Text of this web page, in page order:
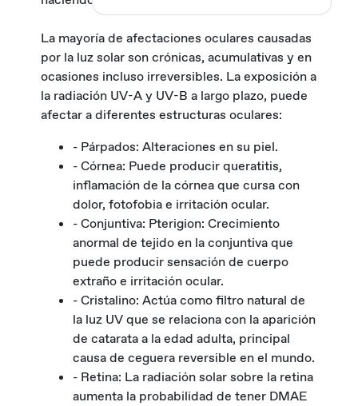
La mayoría de afectaciones oculares causadas
por la luz solar son crónicas, acumulativas y en
ocasiones incluso irreversibles. La exposición a
la radiación UV-A y UV-B a largo plazo, puede
afectar a diferentes estructuras oculares:
- Párpados: Alteraciones en su piel.
- Córnea: Puede producir queratitis,
inflamación de la córnea que cursa con
dolor, fotofobia e irritación ocular.
- Conjuntiva: Pterigion: Crecimiento
anormal de tejido en la conjuntiva que
puede producir sensación de cuerpo
extraño e irritación ocular.
- Cristalino: Actúa como filtro natural de
la luz UV que se relaciona con la aparición
de catarata a la edad adulta, principal
causa de ceguera reversible en el mundo.
- Retina: La radiación solar sobre la retina
aumenta la probabilidad de tener DMAE